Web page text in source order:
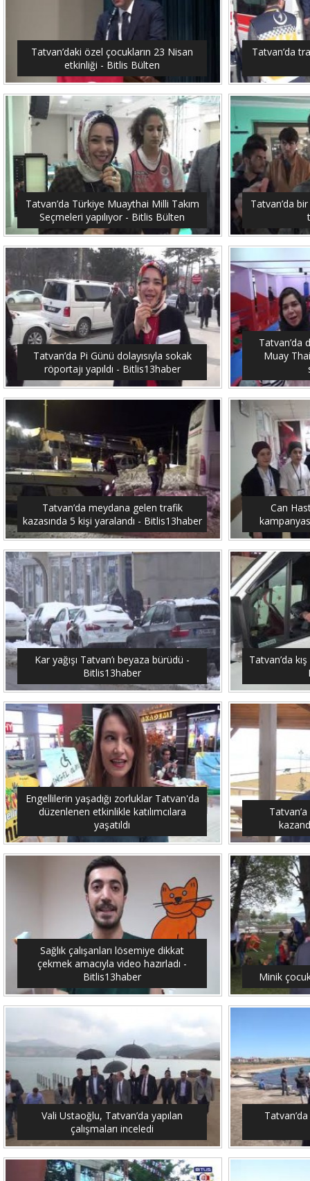
Tatvan’daki özel çocukların 23 Nisan
etkinliği - Bitlis Bülten
Tatvan’da
Tatvan’da Türkiye Muaythai Milli Takım
Seçmeleri yapılıyor - Bitlis Bülten
Tatvan’da
Tatvan’da Pi Günü dolayısıyla sokak
röportajı yapıldı - Bitlis13haber
Tatvan’da
Muay
Tatvan’da meydana gelen trafik
kazasında 5 kişi yaralandı - Bitlis13haber
Can
Kar yağışı Tatvan’ı beyaza bürüdü -
Bitlis13haber
Tatvan’da
Engellilerin yaşadığı zorluklar Tatvan'da
düzenlenen etkinlikle katılımcılara
yaşatıldı
Sağlık çalışanları lösemiye dikkat
çekmek amacıyla video hazırladı -
Bitlis13haber
Minik
Vali Ustaoğlu, Tatvan’da yapılan
çalışmaları inceledi